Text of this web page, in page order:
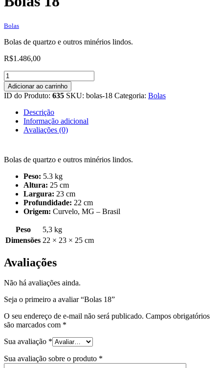
Bolas
Bolas de quartzo e outros minérios lindos.
R$1.486,00
Bolas
18
quantidade
Adicionar ao carrinho
ID do Produto: 635 SKU: bolas-18 Categoria: Bolas
Descrição
Informação adicional
Avaliações (0)
Bolas de quartzo e outros minérios lindos.
Peso: 5.3 kg
Altura: 25 cm
Largura: 23 cm
Profundidade: 22 cm
Origem: Curvelo, MG – Brasil
Peso
5,3 kg
Dimensões 22 × 23 × 25 cm
Avaliações
Não há avaliações ainda.
Seja o primeiro a avaliar “Bolas 18”
O seu endereço de e-mail não será publicado. Campos obrigatórios
são marcados com *
Sua avaliação *
Sua avaliação sobre o produto *